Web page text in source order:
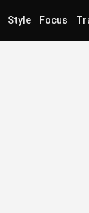
Style Focus